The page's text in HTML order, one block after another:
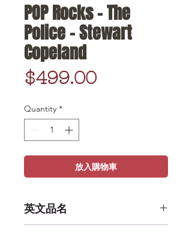
POP Rocks - The
Police - Stewart
Copeland
$499.00Price
Quantity *
放入購物車
英文品名